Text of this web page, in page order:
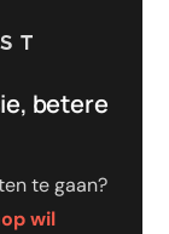
betere
te gaan?
wil